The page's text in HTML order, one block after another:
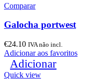
Comparar
Galocha portwest
€24.10 IVA não incl.
Adicionar aos favoritos
Adicionar
Quick view